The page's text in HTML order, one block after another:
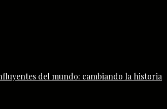
del mundo: cambiando la historia